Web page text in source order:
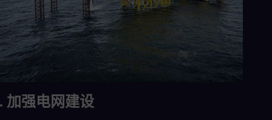
加强电网建设